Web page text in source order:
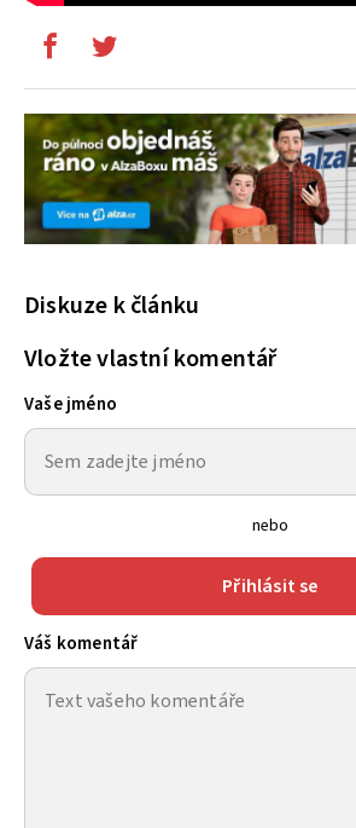
Diskuze k článku
Vložte vlastní komentář
Vaše jméno
nebo
Přihlásit se
Váš komentář